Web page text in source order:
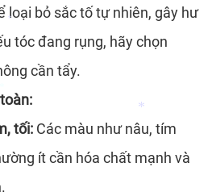
loại bỏ sắc tố tự nhiên, gây hư
tóc đang rụng, hãy chọn
cần tẩy.
tối: Các màu như nâu, tím
ít cần hóa chất mạnh và